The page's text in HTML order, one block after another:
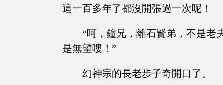
這一百多年了都沒開張過一次呢！
“呵，鐘兄，離石賢弟，不是老
是無望嘍！”
幻神宗的長老步子奇開口了。